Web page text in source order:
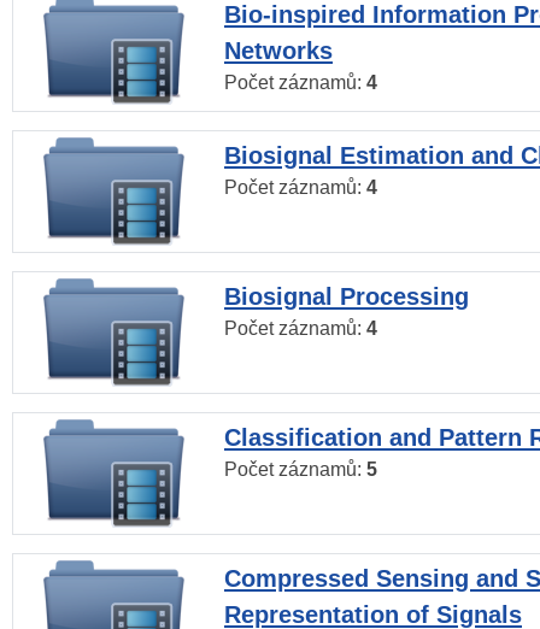
Bio-inspired Information
Networks
Počet záznamů: 4
Biosignal Estimation and
Počet záznamů: 4
Biosignal Processing
Počet záznamů: 4
Classification and Pattern
Počet záznamů: 5
Compressed Sensing and
Representation of Signals